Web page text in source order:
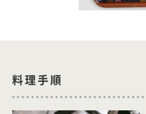
料理手順